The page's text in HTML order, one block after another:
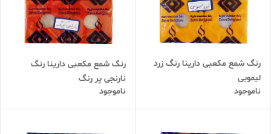
رنگ شمع مکعبی دارینا رنگ زرد
لیمویی
ناموجود
رنگ شمع مکعبی دارینا رنگ
نارنجی پر رنگ
ناموجود